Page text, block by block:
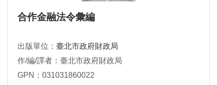
合作金融法令彙編
出版單位： 臺北市政府財政局
作/編/譯者：臺北市政府財政局
GPN：031031860022